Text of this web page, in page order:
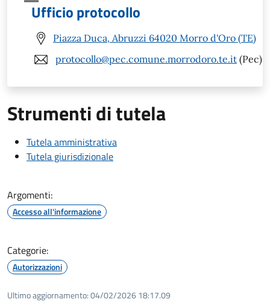
Ufficio protocollo
Piazza Duca, Abruzzi 64020 Morro d'Oro (TE)
protocollo@pec.comune.morrodoro.te.it (Pec)
Strumenti di tutela
Tutela amministrativa
Tutela giurisdizionale
Argomenti:
Accesso all'informazione
Categorie:
Autorizzazioni
Ultimo aggiornamento:04/02/2026 18:17.09